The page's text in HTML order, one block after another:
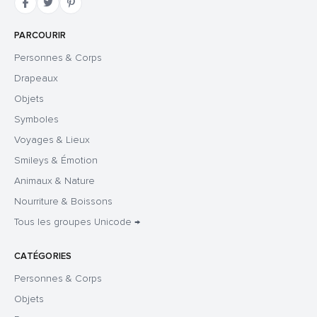
PARCOURIR
Personnes & Corps
Drapeaux
Objets
Symboles
Voyages & Lieux
Smileys & Émotion
Animaux & Nature
Nourriture & Boissons
Tous les groupes Unicode →
CATÉGORIES
Personnes & Corps
Objets